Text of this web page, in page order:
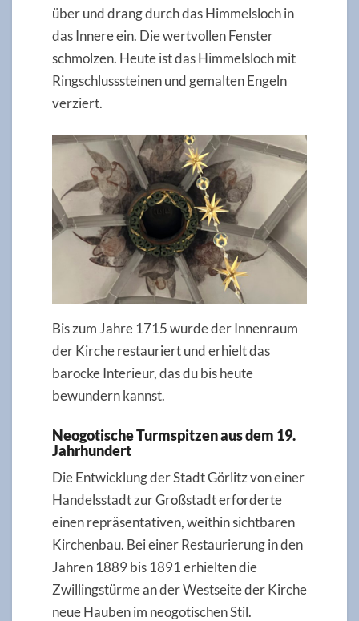
über und drang durch das Himmelsloch in
das Innere ein. Die wertvollen Fenster
schmolzen. Heute ist das Himmelsloch mit
Ringschlusssteinen und gemalten Engeln
verziert.
Bis zum Jahre 1715 wurde der Innenraum
der Kirche restauriert und erhielt das
barocke Interieur, das du bis heute
bewundern kannst.
Neogotische Turmspitzen aus dem 19.
Jahrhundert
Die Entwicklung der Stadt Görlitz von einer
Handelsstadt zur Großstadt erforderte
einen repräsentativen, weithin sichtbaren
Kirchenbau. Bei einer Restaurierung in den
Jahren 1889 bis 1891 erhielten die
Zwillingstürme an der Westseite der Kirche
neue Hauben im neogotischen Stil.